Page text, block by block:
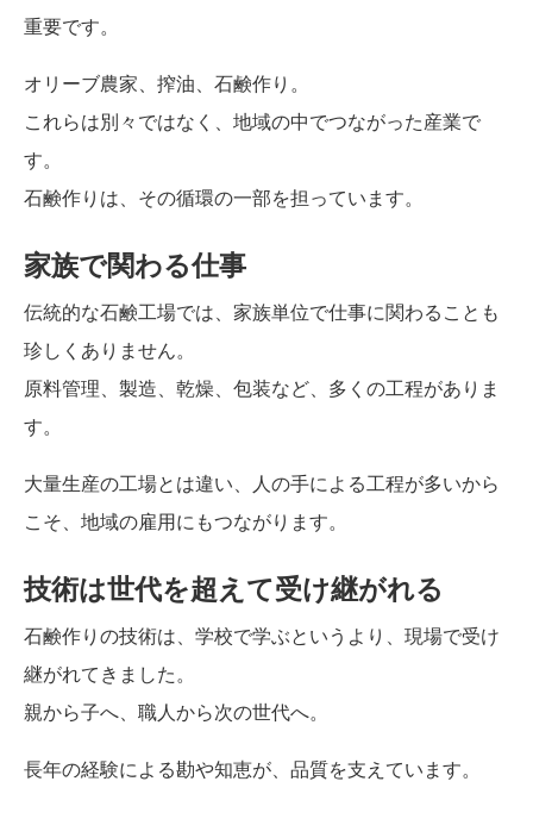
重要です。
オリーブ農家、搾油、石鹸作り。
これらは別々ではなく、地域の中でつながった産業で
す。
石鹸作りは、その循環の一部を担っています。
家族で関わる仕事
伝統的な石鹸工場では、家族単位で仕事に関わることも
珍しくありません。
原料管理、製造、乾燥、包装など、多くの工程がありま
す。
大量生産の工場とは違い、人の手による工程が多いから
こそ、地域の雇用にもつながります。
技術は世代を超えて受け継がれる
石鹸作りの技術は、学校で学ぶというより、現場で受け
継がれてきました。
親から子へ、職人から次の世代へ。
長年の経験による勘や知恵が、品質を支えています。